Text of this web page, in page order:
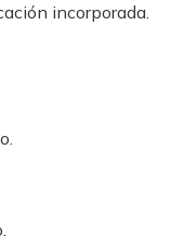
incorporada.